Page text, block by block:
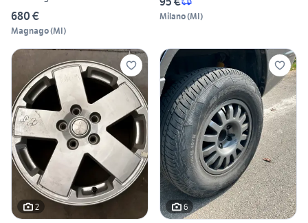
680 €
Magnago(MI)
Milano(MI)
2 6